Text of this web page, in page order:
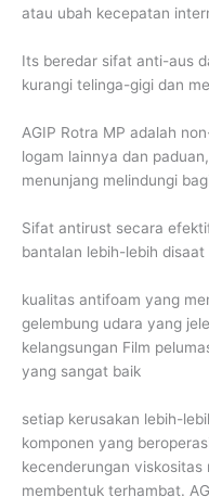
atau ubah kecepatan
Its beredar sifat anti-aus
kurangi telinga-gigi dan
AGIP Rotra MP adalah
logam lainnya dan
menunjang melindungi
Sifat antirust secara
bantalan lebih-lebih disaat
kualitas antifoam yang
gelembung udara yang
kelangsungan Film
yang sangat baik
setiap kerusakan lebih-
komponen yang
kecenderungan
membentuk terhambat.